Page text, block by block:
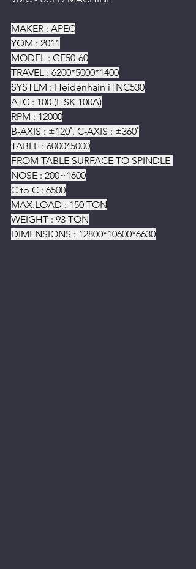
MAKER : APEC
YOM : 2011
MODEL : GF50-60
TRAVEL : 6200*5000*1400
SYSTEM : Heidenhain iTNC530
ATC : 100 (HSK 100A)
RPM : 12000
B-AXIS : ±120˚, C-AXIS : ±360˚
TABLE : 6000*5000
FROM TABLE SURFACE TO SPINDLE
NOSE : 200~1600
C to C : 6500
MAX.LOAD : 150 TON
WEIGHT : 93 TON
DIMENSIONS : 12800*10600*6630